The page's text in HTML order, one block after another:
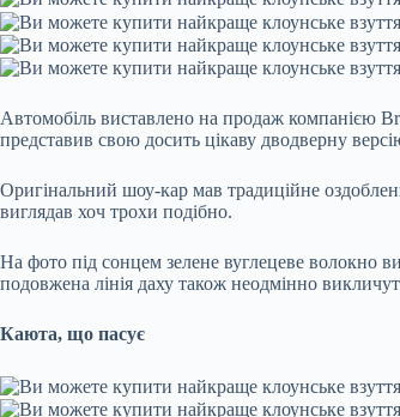
Автомобіль виставлено на продаж компанією
представив свою досить цікаву дводверну
Оригінальний шоу-кар мав традиційне
виглядав хоч трохи подібно.
На фото під сонцем зелене вуглецеве волокно
подовжена лінія даху також неодмінно
Каюта, що пасує